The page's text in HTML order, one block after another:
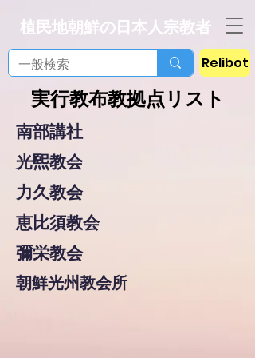
植民地朝鮮の日本人宗教者
Relibot
実行教布教拠点リスト
南部講社
光煕教会
力久教会
恵比須教会
彌栄教会
朝鮮光州教会所